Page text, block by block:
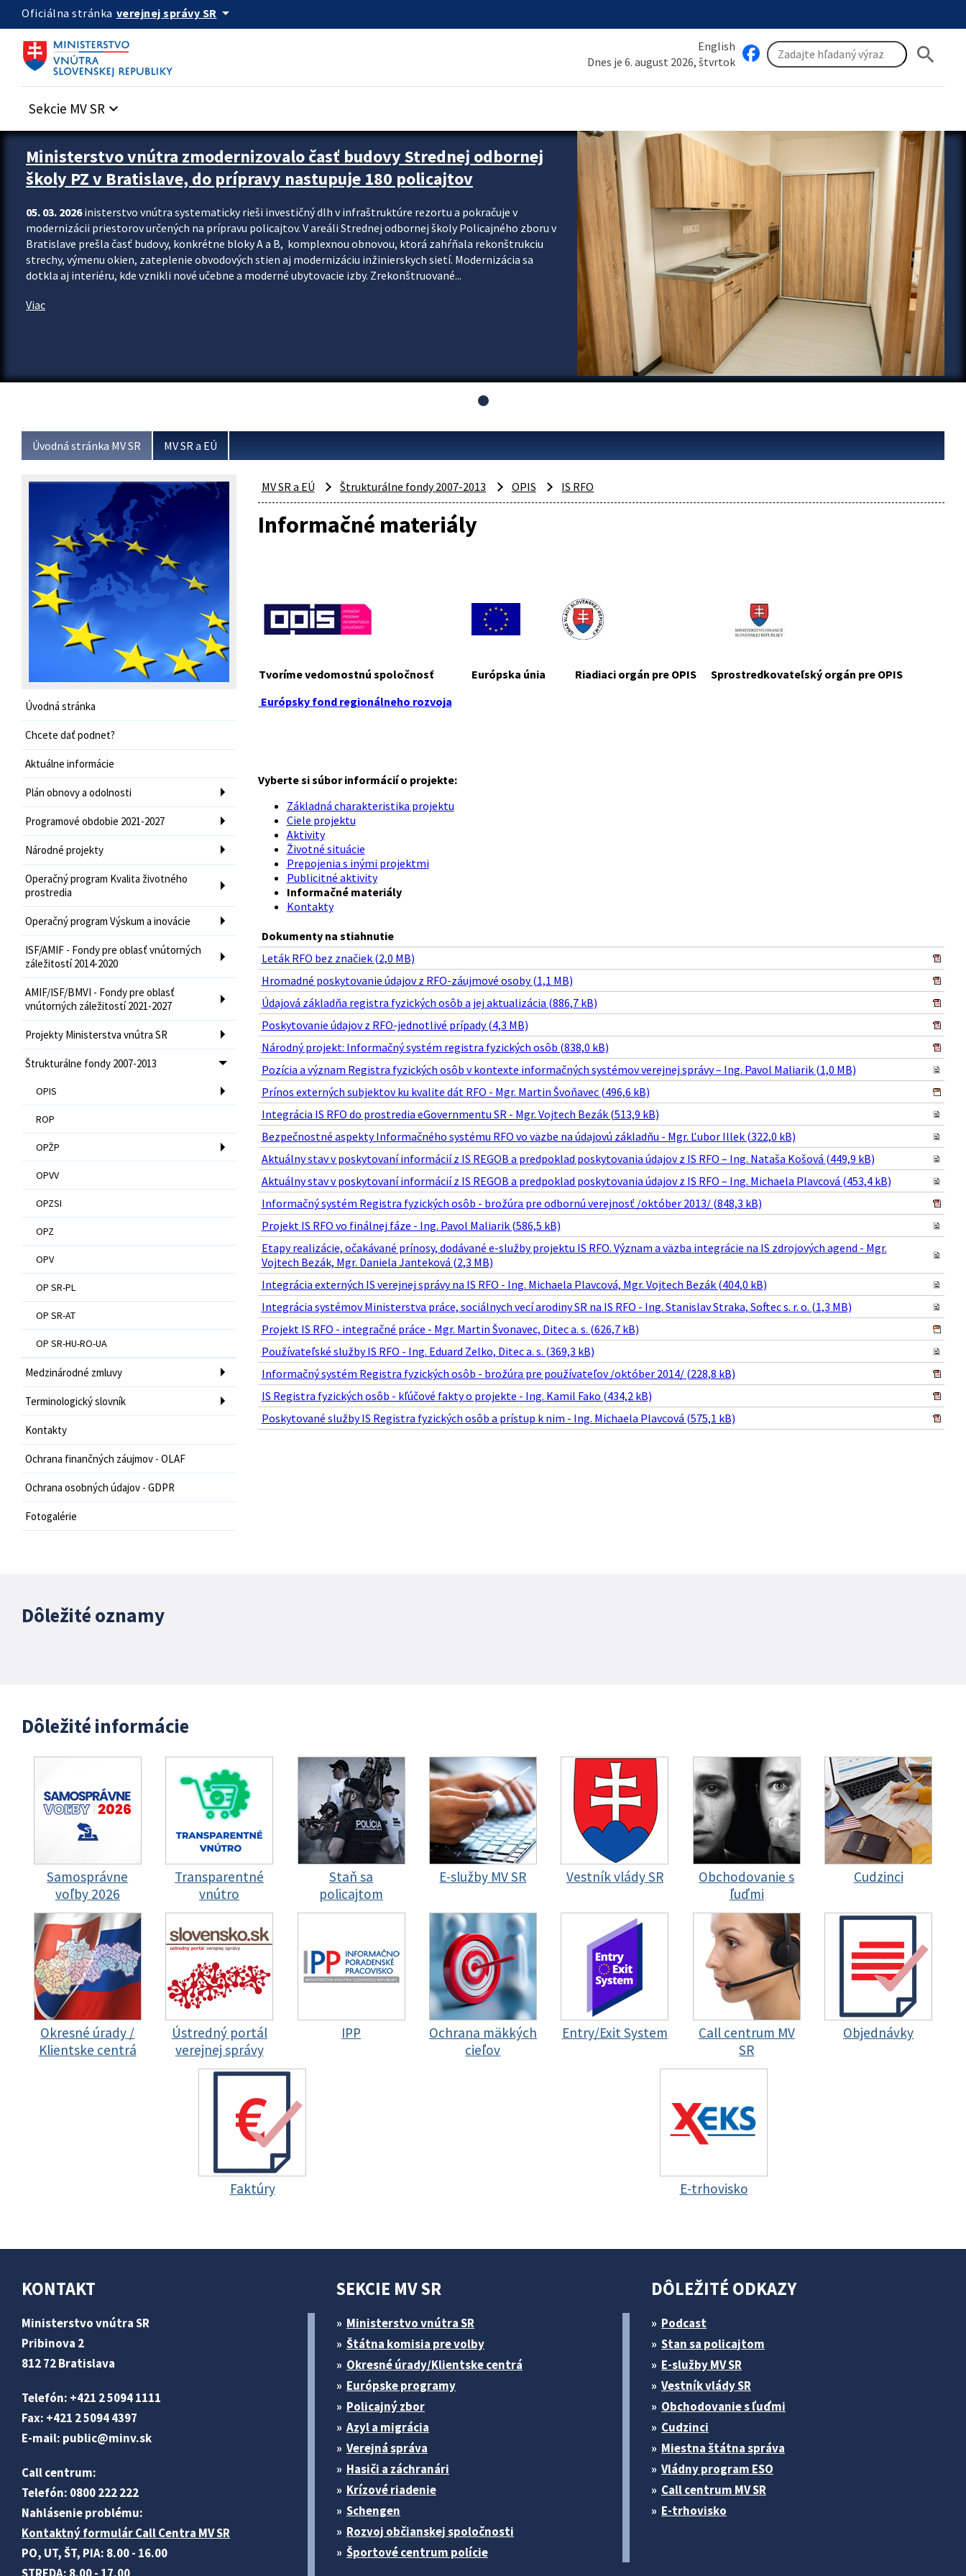
Preskocit na hlavný obsah
Oficiálna stránka verejnej správy SR arrow_drop_down
English
Dnes je 6. august 2026, štvrtok
search
Sekcie MV SR keyboard_arrow_down
Ministerstvo vnútra zmodernizovalo časť budovy Strednej odbornej
školy PZ v Bratislave, do prípravy nastupuje 180 policajtov
05. 03. 2026inisterstvo vnútra systematicky rieši investičný dlh v infraštruktúre rezortu a pokračuje v
modernizácii priestorov určených na prípravu policajtov. V areáli Strednej odbornej školy Policajného zboru v
Bratislave prešla časť budovy, konkrétne bloky A a B, komplexnou obnovou, ktorá zahŕňala rekonštrukciu
strechy, výmenu okien, zateplenie obvodových stien aj modernizáciu inžinierskych sietí. Modernizácia sa
dotkla aj interiéru, kde vznikli nové učebne a moderné ubytovacie izby. Zrekonštruované...
Viac
Úvodná stránka MV SR MV SR a EÚ
Úvodná stránka
Chcete dať podnet?
Aktuálne informácie
Plán obnovy a odolnosti
Programové obdobie 2021-2027
Národné projekty
Operačný program Kvalita životného
prostredia
Operačný program Výskum a inovácie
ISF/AMIF - Fondy pre oblasť vnútorných
záležitostí 2014-2020
AMIF/ISF/BMVI - Fondy pre oblasť
vnútorných záležitostí 2021-2027
Projekty Ministerstva vnútra SR
Štrukturálne fondy 2007-2013
OPIS
ROP
OPŽP
OPVV
OPZSI
OPZ
OPV
OP SR-PL
OP SR-AT
OP SR-HU-RO-UA
Medzinárodné zmluvy
Terminologický slovník
Kontakty
Ochrana finančných záujmov - OLAF
Ochrana osobných údajov - GDPR
Fotogalérie
MV SR a EÚ Štrukturálne fondy 2007-2013 OPIS IS RFO
Informačné materiály
Tvoríme vedomostnú spoločnosť Európska únia Riadiaci orgán pre OPIS
Sprostredkovateľský orgán pre OPIS
Európsky fond regionálneho rozvoja
Vyberte si súbor informácií o projekte:
Základná charakteristika projektu
Ciele projektu
Aktivity
Životné situácie
Prepojenia s inými projektmi
Publicitné aktivity
Informačné materiály
Kontakty
Dokumenty na stiahnutie
Leták RFO bez značiek (2,0 MB)
Hromadné poskytovanie údajov z RFO-záujmové osoby (1,1 MB)
Údajová základňa registra fyzických osôb a jej aktualizácia (886,7 kB)
Poskytovanie údajov z RFO-jednotlivé prípady (4,3 MB)
Národný projekt: Informačný systém registra fyzických osôb (838,0 kB)
Pozícia a význam Registra fyzických osôb v kontexte informačných systémov verejnej správy – Ing. Pavol Maliarik (1,0 MB)
Prínos externých subjektov ku kvalite dát RFO - Mgr. Martin Švoňavec (496,6 kB)
Integrácia IS RFO do prostredia eGovernmentu SR - Mgr. Vojtech Bezák (513,9 kB)
Bezpečnostné aspekty Informačného systému RFO vo väzbe na údajovú základňu - Mgr. Ľubor Illek (322,0 kB)
Aktuálny stav v poskytovaní informácií z IS REGOB a predpoklad poskytovania údajov z IS RFO – Ing. Nataša Košová (449,9 kB)
Aktuálny stav v poskytovaní informácií z IS REGOB a predpoklad poskytovania údajov z IS RFO – Ing. Michaela Plavcová (453,4 kB)
Informačný systém Registra fyzických osôb - brožúra pre odbornú verejnosť /október 2013/ (848,3 kB)
Projekt IS RFO vo finálnej fáze - Ing. Pavol Maliarik (586,5 kB)
Etapy realizácie, očakávané prínosy, dodávané e-služby projektu IS RFO. Význam a väzba integrácie na IS zdrojových agend - Mgr.
Vojtech Bezák, Mgr. Daniela Janteková (2,3 MB)
Integrácia externých IS verejnej správy na IS RFO - Ing. Michaela Plavcová, Mgr. Vojtech Bezák (404,0 kB)
Integrácia systémov Ministerstva práce, sociálnych vecí arodiny SR na IS RFO - Ing. Stanislav Straka, Softec s. r. o. (1,3 MB)
Projekt IS RFO - integračné práce - Mgr. Martin Švonavec, Ditec a. s. (626,7 kB)
Používateľské služby IS RFO - Ing. Eduard Zelko, Ditec a. s. (369,3 kB)
Informačný systém Registra fyzických osôb - brožúra pre používateľov /október 2014/ (228,8 kB)
IS Registra fyzických osôb - kľúčové fakty o projekte - Ing. Kamil Fako (434,2 kB)
Poskytované služby IS Registra fyzických osôb a prístup k nim - Ing. Michaela Plavcová (575,1 kB)
Dôležité oznamy
Dôležité informácie
Samosprávne
voľby 2026
Transparentné
vnútro
Staň sa
policajtom
E-služby MV SR Vestník vlády SR
Obchodovanie s
ľuďmi
Cudzinci
Okresné úrady /
Klientske centrá
Ústredný portál
verejnej správy
IPP
Ochrana mäkkých
cieľov
Entry/Exit System
Call centrum MV
SR
Objednávky
Faktúry E-trhovisko
KONTAKT
Ministerstvo vnútra SR
Pribinova 2
812 72 Bratislava
Telefón: +421 2 5094 1111
Fax: +421 2 5094 4397
E-mail: public@minv.sk
Call centrum:
Telefón: 0800 222 222
Nahlásenie problému:
Kontaktný formulár Call Centra MV SR
PO, UT, ŠT, PIA: 8.00 - 16.00
STREDA: 8.00 - 17.00
SEKCIE MV SR
Ministerstvo vnútra SR
Štátna komisia pre volby
Okresné úrady/Klientske centrá
Európske programy
Policajný zbor
Azyl a migrácia
Verejná správa
Hasiči a záchranári
Krízové riadenie
Schengen
Rozvoj občianskej spoločnosti
Športové centrum polície
DÔLEŽITÉ ODKAZY
Podcast
Stan sa policajtom
E-služby MV SR
Vestník vlády SR
Obchodovanie s ľuďmi
Cudzinci
Miestna štátna správa
Vládny program ESO
Call centrum MV SR
E-trhovisko